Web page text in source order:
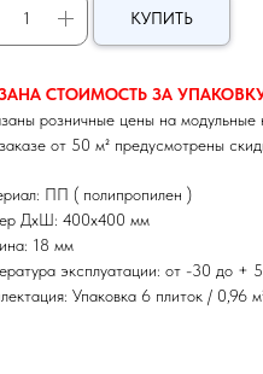
КУПИТЬ
СТОИМОСТЬ ЗА
розничные цены на модульные
от 50 м² предусмотрены
ПП ( полипропилен )
ДхШ: 400х400 мм
18 мм
эксплуатации: от -30 до +
Упаковка 6 плиток / 0,96